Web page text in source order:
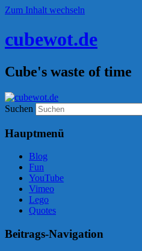
Zum Inhalt wechseln
cubewot.de
Cube's waste of time
Suchen
Hauptmenü
Blog
Fun
YouTube
Vimeo
Lego
Quotes
Beitrags-Navigation